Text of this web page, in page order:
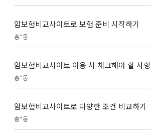
암보험비교사이트로 보험 준비 시작하기
홍*동
암보험비교사이트 이용 시 체크해야 할 사항
홍*동
암보험비교사이트로 다양한 조건 비교하기
홍*동